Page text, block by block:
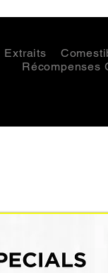
Extraits
Récompenses